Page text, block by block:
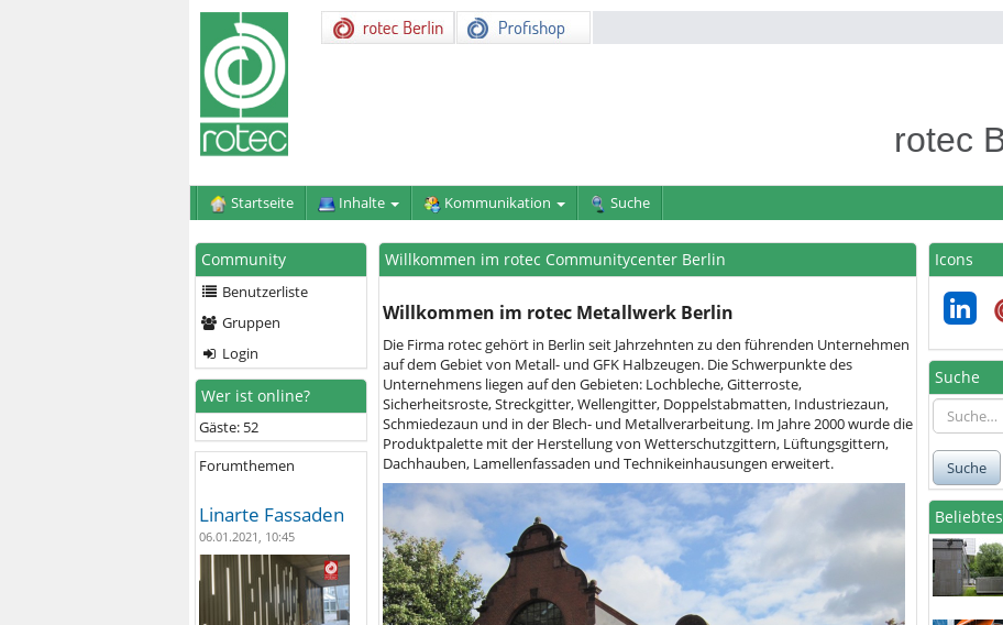
rotec
Startseite Inhalte Kommunikation Suche
Community
Benutzerliste
Gruppen
Login
Wer ist online?
Gäste: 52
Forumthemen
Linarte Fassaden
06.01.2021, 10:45
Willkommen im rotec Communitycenter Berlin
Willkommen im rotec Metallwerk Berlin
Die Firma rotec gehört in Berlin seit Jahrzehnten zu den führenden Unternehmen
auf dem Gebiet von Metall- und GFK Halbzeugen. Die Schwerpunkte des
Unternehmens liegen auf den Gebieten: Lochbleche, Gitterroste,
Sicherheitsroste, Streckgitter, Wellengitter, Doppelstabmatten, Industriezaun,
Schmiedezaun und in der Blech- und Metallverarbeitung. Im Jahre 2000 wurde die
Produktpalette mit der Herstellung von Wetterschutzgittern, Lüftungsgittern,
Dachhauben, Lamellenfassaden und Technikeinhausungen erweitert.
Icons
Suche
Suche